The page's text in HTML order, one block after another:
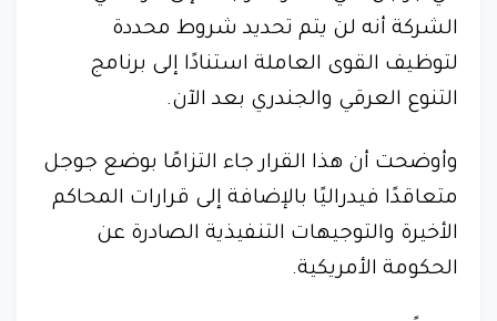
الشركة أنه لن يتم تحديد شروط محددة
لتوظيف القوى العاملة استنادًا إلى برنامج
التنوع العرقي والجندري بعد الآن.
وأوضحت أن هذا القرار جاء التزامًا بوضع جوجل
متعاقدًا فيدراليًا بالإضافة إلى قرارات المحاكم
الأخيرة والتوجيهات التنفيذية الصادرة عن
الحكومة الأمريكية.